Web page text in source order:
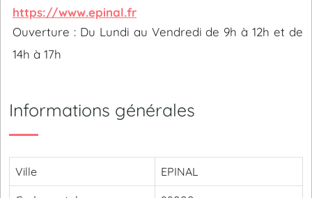
https://www.epinal.fr
Ouverture : Du Lundi au Vendredi de 9h à 12h et de
14h à 17h
Informations générales
Ville EPINAL